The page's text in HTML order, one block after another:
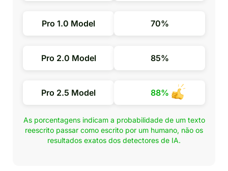
Pro 1.0 Model 70%
Pro 2.0 Model 85%
Pro 2.5 Model 88%
As porcentagens indicam a probabilidade de um texto
reescrito passar como escrito por um humano, não os
resultados exatos dos detectores de IA.